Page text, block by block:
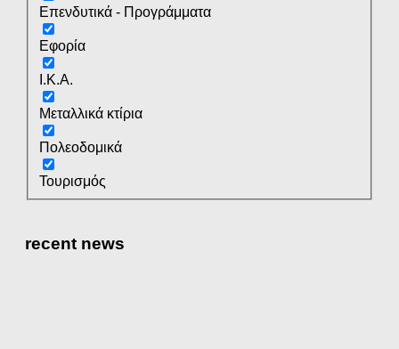
Επενδυτικά - Προγράμματα
Εφορία
Ι.Κ.Α.
Μεταλλικά κτίρια
Πολεοδομικά
Τουρισμός
recent news